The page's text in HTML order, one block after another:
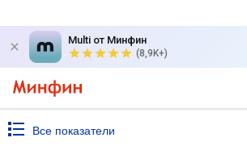
Multi от Минфин
(8,9K+)
Все показатели